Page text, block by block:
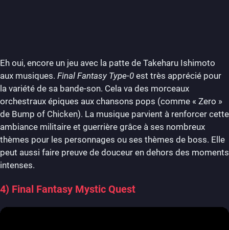
Eh oui, encore un jeu avec la patte de Takeharu Ishimoto
aux musiques. Final Fantasy Type-0 est très apprécié pour
la variété de sa bande-son. Cela va des morceaux
orchestraux épiques aux chansons pops (comme « Zero »
de Bump of Chicken). La musique parvient à renforcer cette
ambiance militaire et guerrière grâce à ses nombreux
thèmes pour les personnages ou ses thèmes de boss. Elle
peut aussi faire preuve de douceur en dehors des moments
intenses.
4) Final Fantasy Mystic Quest